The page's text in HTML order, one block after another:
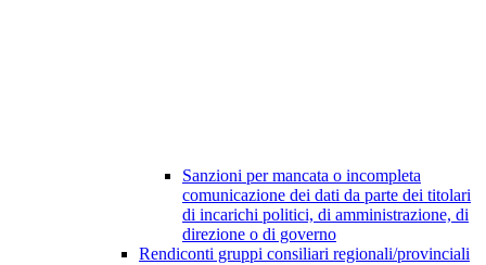
Sanzioni per mancata o incompleta
comunicazione dei dati da parte dei titolari
di incarichi politici, di amministrazione, di
direzione o di governo
Rendiconti gruppi consiliari regionali/provinciali